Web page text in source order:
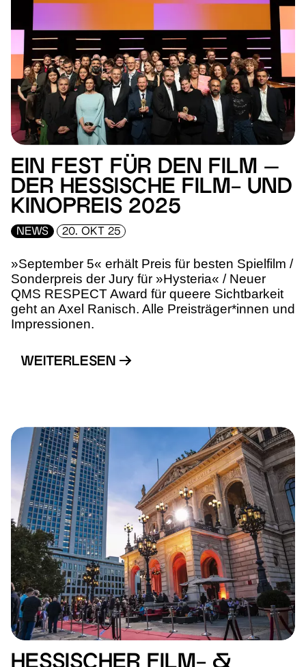
EIN FEST FÜR DEN FILM –
DER HESSISCHE FILM- UND
KINOPREIS 2025
NEWS 20. OKT 25
»September 5« erhält Preis für besten Spielfilm /
Sonderpreis der Jury für »Hysteria« / Neuer
QMS RESPECT Award für queere Sichtbarkeit
geht an Axel Ranisch. Alle Preisträger*innen und
Impressionen.
WEITERLESEN